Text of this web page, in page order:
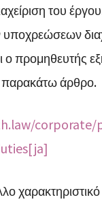
του
προμηθευτής
άρθρο.
corporate/
χαρακτηριστικό